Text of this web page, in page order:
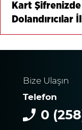
Kart
Dolandırıcılar
Bize Ulaşın
Telefon
0